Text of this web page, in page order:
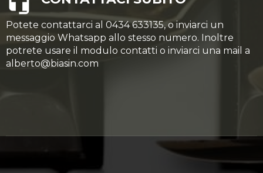
Potete contattarci al 0434 633135, o inviarci un
messaggio Whatsapp allo stesso numero. Inoltre
potrete usare il modulo contatti o inviarci una mail a
alberto@biasin.com